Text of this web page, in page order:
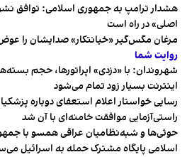
هشدار ترامپ به جمهوری اسلامی: توافق
اصلی» در راه است
مرغان مگس‌گیر «خیانتکار» صدایشان را
روایت شما
شهروندان:‌ با «دزدی» اپراتورها، حجم
اینترنت بسیار زود تمام می‌شود
رسایی خواستار اعلام استعفای دوباره
راستی‌آزمایی موافقت خامنه‌ای با آن شد
حوثی‌ها و شبه‌نظامیان عراقی همسو با
اسلامی پایگاه مشترک حمله به اسرائیل